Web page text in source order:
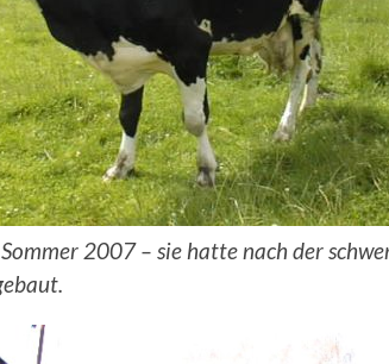
2007 – sie hatte nach der